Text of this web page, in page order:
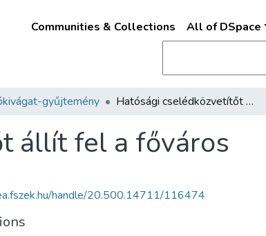
Communities & Collections All of DSpace
gyűjtemény Hatósági cselédközvetítőt állít fel a főváros
állít fel a főváros
handle/20.500.14711/116474